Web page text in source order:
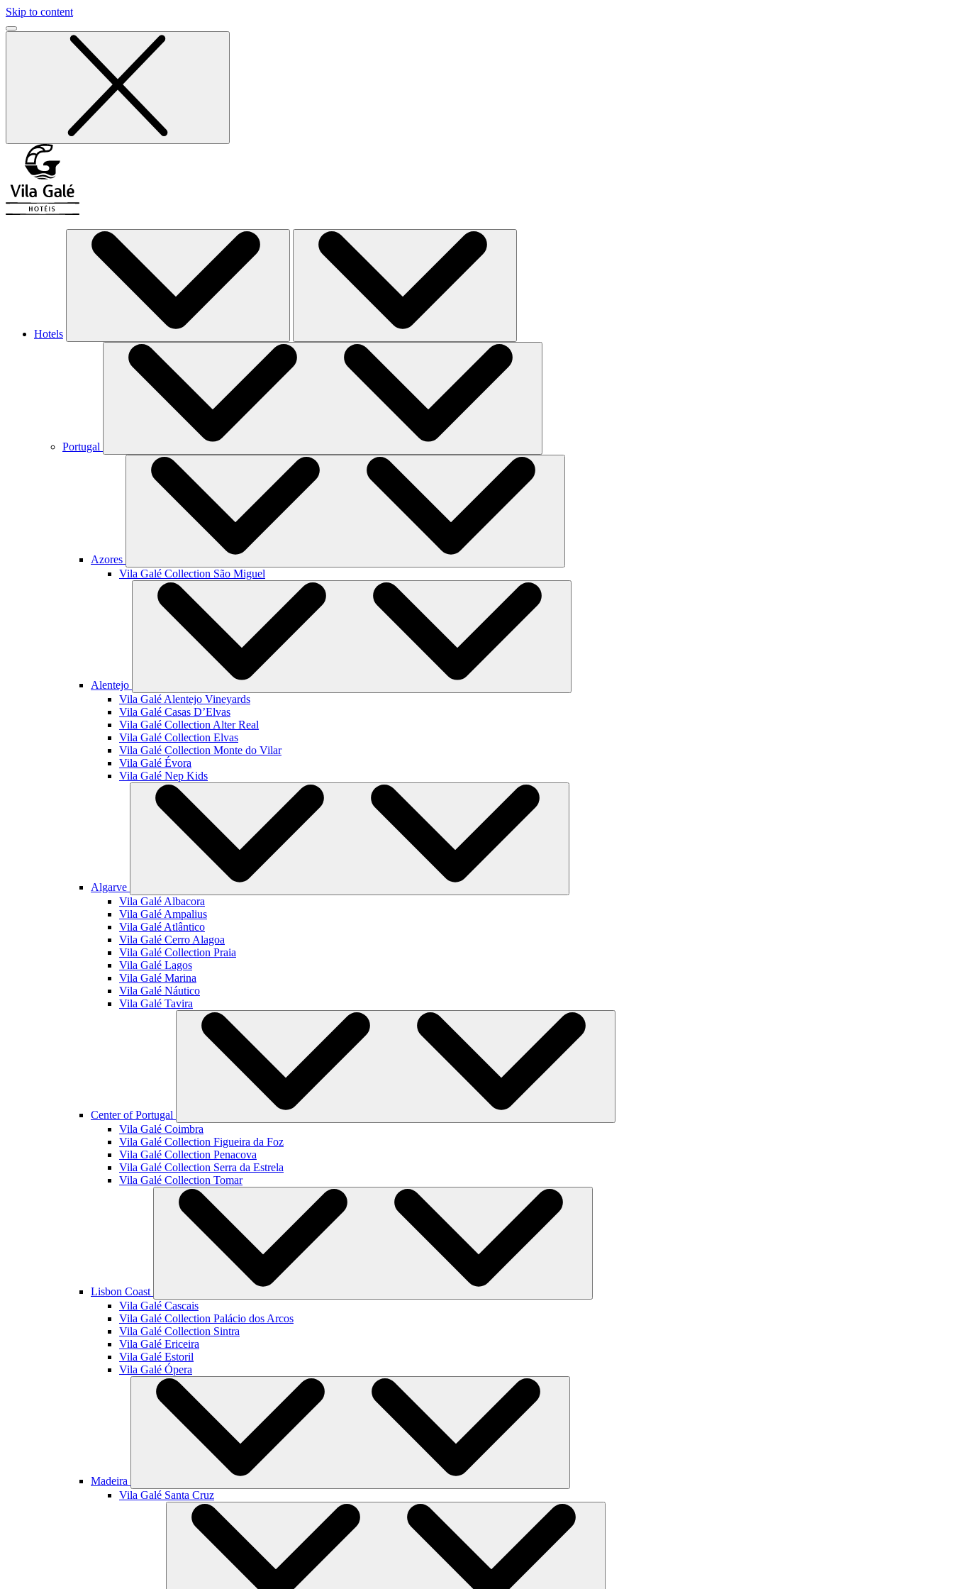
Skip to content
Hotels
Portugal
Azores
Vila Galé Collection São Miguel
Alentejo
Vila Galé Alentejo Vineyards
Vila Galé Casas D’Elvas
Vila Galé Collection Alter Real
Vila Galé Collection Elvas
Vila Galé Collection Monte do Vilar
Vila Galé Évora
Vila Galé Nep Kids
Algarve
Vila Galé Albacora
Vila Galé Ampalius
Vila Galé Atlântico
Vila Galé Cerro Alagoa
Vila Galé Collection Praia
Vila Galé Lagos
Vila Galé Marina
Vila Galé Náutico
Vila Galé Tavira
Center of Portugal
Vila Galé Coimbra
Vila Galé Collection Figueira da Foz
Vila Galé Collection Penacova
Vila Galé Collection Serra da Estrela
Vila Galé Collection Tomar
Lisbon Coast
Vila Galé Cascais
Vila Galé Collection Palácio dos Arcos
Vila Galé Collection Sintra
Vila Galé Ericeira
Vila Galé Estoril
Vila Galé Ópera
Madeira
Vila Galé Santa Cruz